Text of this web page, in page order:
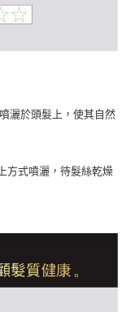
灑於頭髮上，使其自然
方式噴灑，待髮絲乾燥